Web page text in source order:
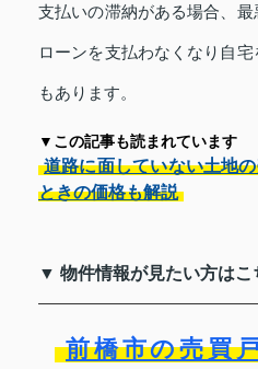
支払いの滞納がある場合、
ローンを支払わなくなり自
もあります。
▼この記事も読まれています
道路に面していない土地
ときの価格も解説
▼ 物件情報が見たい方は
前橋市の売買